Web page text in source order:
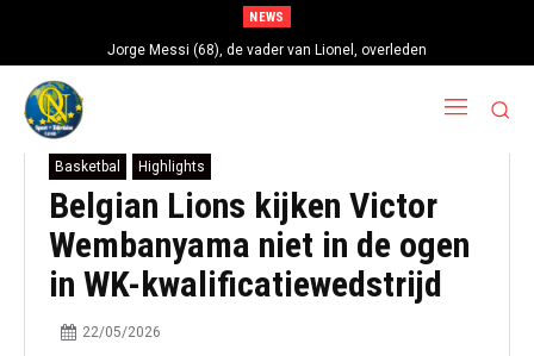
NEWS
Jorge Messi (68), de vader van Lionel, overleden
Basketbal Highlights
Belgian Lions kijken Victor
Wembanyama niet in de ogen
in WK-kwalificatiewedstrijd
22/05/2026